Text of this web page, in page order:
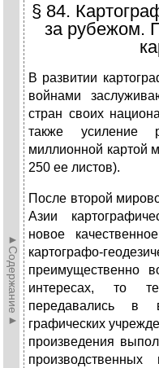
►Содержание►
§ 84.
за рубежом.
В развитии
войнами
стран своих
также усиление
миллионной картой
250 ее листов).
После второй
Азии
новое
картографо-
преимущественно
интересах, то
передавались в
графических
произведения